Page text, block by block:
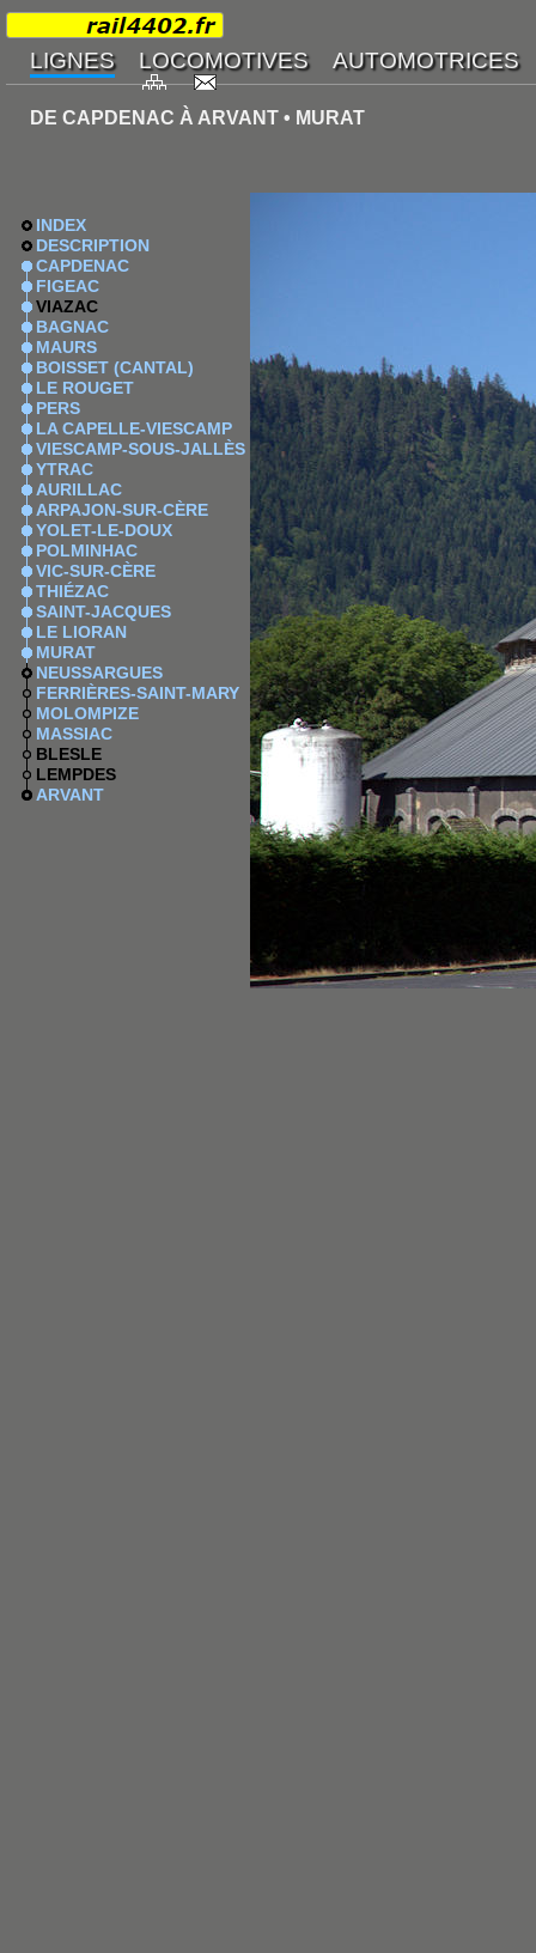
DE CAPDENAC À ARVANT • MURAT
INDEX
DESCRIPTION
CAPDENAC
FIGEAC
VIAZAC
BAGNAC
MAURS
BOISSET (CANTAL)
LE ROUGET
PERS
LA CAPELLE-VIESCAMP
VIESCAMP-SOUS-JALLÈS
YTRAC
AURILLAC
ARPAJON-SUR-CÈRE
YOLET-LE-DOUX
POLMINHAC
VIC-SUR-CÈRE
THIÉZAC
SAINT-JACQUES
LE LIORAN
MURAT
NEUSSARGUES
FERRIÈRES-SAINT-MARY
MOLOMPIZE
MASSIAC
BLESLE
LEMPDES
ARVANT